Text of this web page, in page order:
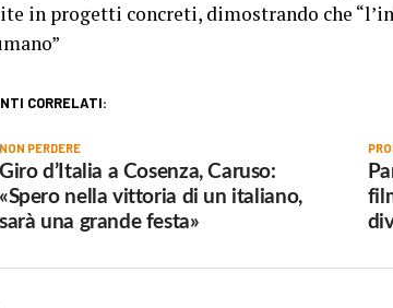
in progetti concreti, dimostrando che
CORRELATI:
NON PERDERE
Giro d’Italia a Cosenza, Caruso:
«Spero nella vittoria di un italiano,
sarà una grande festa»